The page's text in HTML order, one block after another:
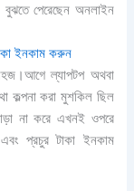
পেরেছেন অনলাইন
ইনকাম করুন
ল্যাপটপ অথবা
কল্পনা করা মুশকিল ছিল
না করে এখনই ওপরে
প্রচুর টাকা ইনকাম